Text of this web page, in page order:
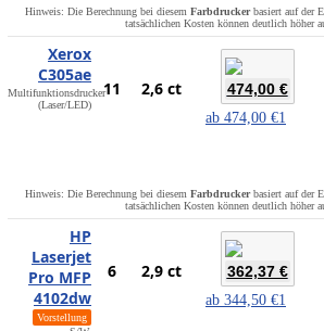
Hinweis: Die Berechnung bei diesem Farbdruckerbasiert auf der
tatsächlichen Kosten können deutlich höher
Xerox
C305ae
Multifunktionsdrucker
(Laser/LED)
11 2,6 ct 474,00 €
ab 474,00 €1
Hinweis: Die Berechnung bei diesem Farbdruckerbasiert auf der
tatsächlichen Kosten können deutlich höher
HP
Laserjet
Pro MFP
4102dw
Vorstellung
6 2,9 ct 362,37 €
ab 344,50 €1